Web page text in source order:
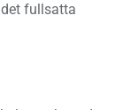
fullsatta